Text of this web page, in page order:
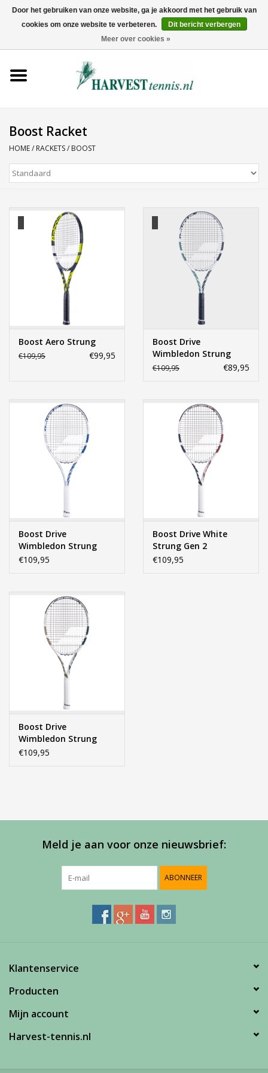
0 Artikelen - €0,00
Tenniskleding
Sponsoring
Padel
Boost Racket
HOME/ RACKETS/ BOOST
Boost Aero Strung
€109,95 €99,95
Boost Drive
Wimbledon Strung
Limited
€109,95 €89,95
Boost Drive
Wimbledon Strung
Limited
€109,95
Boost Drive White
Strung Gen 2
€109,95
Boost Drive
Wimbledon Strung
Limited
€109,95
Meld je aan voor onze nieuwsbrief:
ABONNEER
Klantenservice
Producten
Mijn account
Harvest-tennis.nl
Door het gebruiken van onze website, ga je akkoord met het gebruik van
cookies om onze website te verbeteren.
Dit bericht verbergen
Meer over cookies »